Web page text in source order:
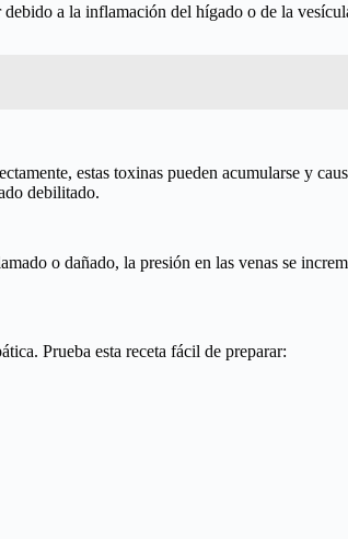
a la inflamación del hígado o de la
estas toxinas pueden acumularse y
debilitado.
o dañado, la presión en las venas se
Prueba esta receta fácil de preparar: